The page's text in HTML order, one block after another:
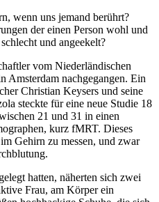
wenn uns jemand berührt?
der einen Person wohl und
und angeekelt?
vom Niederländischen
Amsterdam nachgegangen. Ein
Christian Keysers und seine
steckte für eine neue Studie 18
21 und 31 in einen
kurz fMRT. Dieses
Gehirn zu messen, und zwar
hatten, näherten sich zwei
Frau, am Körper ein